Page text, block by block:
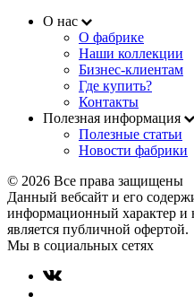
О нас
О фабрике
Наши коллекции
Бизнес-клиентам
Где купить?
Контакты
Полезная информация
Полезные статьи
Новости фабрики
© 2026 Все права защищены
Данный вебсайт и его
информационный характер и
является публичной офертой.
Мы в социальных сетях